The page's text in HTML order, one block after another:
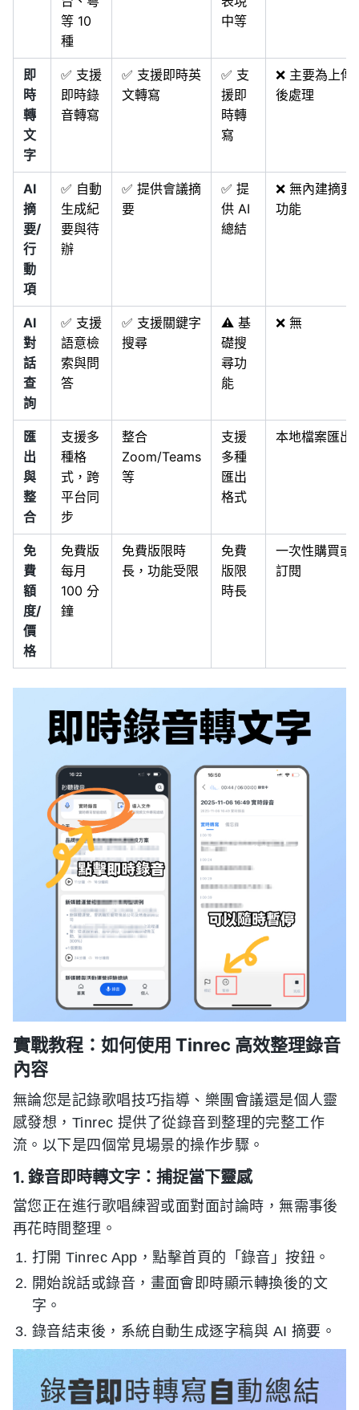
等 10
種
中等
即
時
轉
文
字
✅ 支援
即時錄
音轉寫
✅ 支援即時英
文轉寫
✅ 支
援即
時轉
寫
❌ 主要為上傳
後處理
AI
摘
要/
行
動
項
✅ 自動
生成紀
要與待
辦
✅ 提供會議摘
要
✅ 提
供 AI
總結
❌ 無內建摘要
功能
AI
對
話
查
詢
✅ 支援
語意檢
索與問
答
✅ 支援關鍵字
搜尋
⚠️ 基
礎搜
尋功
能
❌ 無
匯
出
與
整
合
支援多
種格
式，跨
平台同
步
整合
Zoom/Teams
等
支援
多種
匯出
格式
本地檔案匯出
免
費
額
度/
價
格
免費版
每月
100 分
鐘
免費版限時
長，功能受限
免費
版限
時長
一次性購買或
訂閱
實戰教程：如何使用 Tinrec 高效整理錄音
內容
無論您是記錄歌唱技巧指導、樂團會議還是個人靈
感發想，Tinrec 提供了從錄音到整理的完整工作
流。以下是四個常見場景的操作步驟。
1. 錄音即時轉文字：捕捉當下靈感
當您正在進行歌唱練習或面對面討論時，無需事後
再花時間整理。
打開 Tinrec App，點擊首頁的「錄音」按鈕。
開始說話或錄音，畫面會即時顯示轉換後的文
字。
錄音結束後，系統自動生成逐字稿與 AI 摘要。